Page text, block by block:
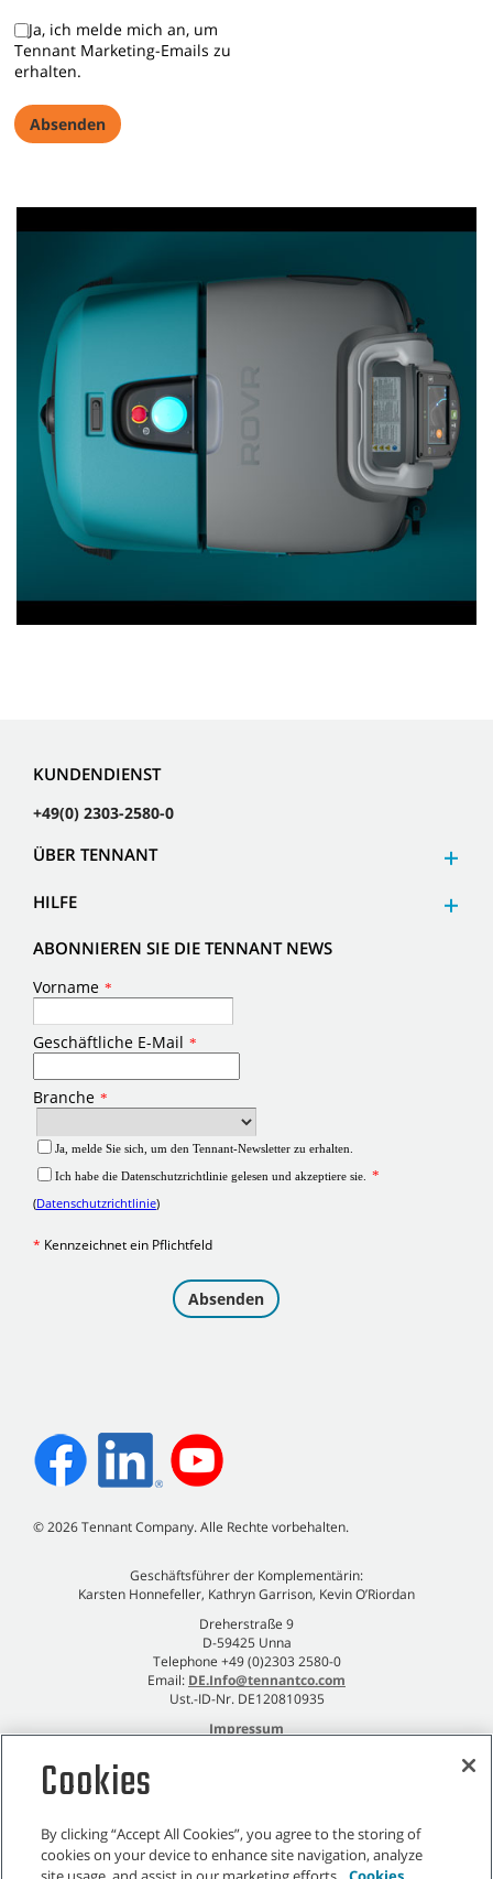
Ja, ich melde mich an, um
Tennant Marketing-Emails zu
erhalten.
KUNDENDIENST
+49(0) 2303-2580-0
ÜBER TENNANT
HILFE
ABONNIEREN SIE DIE TENNANT NEWS
©2026Tennant Company. Alle Rechte vorbehalten.
Geschäftsführer der Komplementärin:
Karsten Honnefeller, Kathryn Garrison, Kevin O’Riordan
Dreherstraße 9
D-59425 Unna
Telephone +49 (0)2303 2580-0
Email: DE.Info@tennantco.com
Ust.-ID-Nr. DE120810935
Impressum
Sitemap|Allgemeine Richtlinien|Nutzungsbedingungen
Cookies
By clicking “Accept All Cookies”, you agree to the storing of
cookies on your device to enhance site navigation, analyze